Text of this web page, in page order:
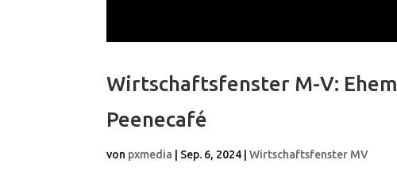
Wirtschaftsfenster M-V:
Peenecafé
von pxmedia Sep. 6, 2024 |Wirtschaftsfenster MV